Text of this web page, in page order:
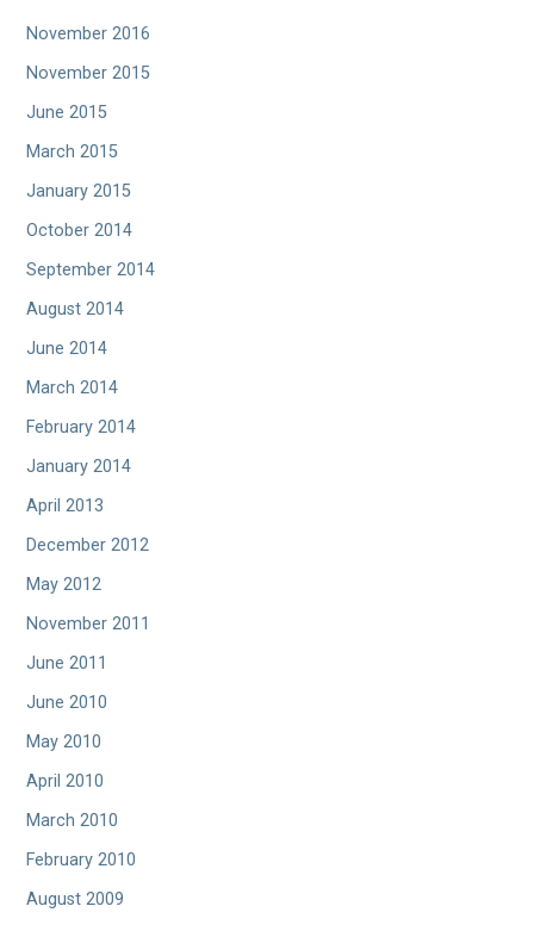
November 2016
November 2015
June 2015
March 2015
January 2015
October 2014
September 2014
August 2014
June 2014
March 2014
February 2014
January 2014
April 2013
December 2012
May 2012
November 2011
June 2011
June 2010
May 2010
April 2010
March 2010
February 2010
August 2009